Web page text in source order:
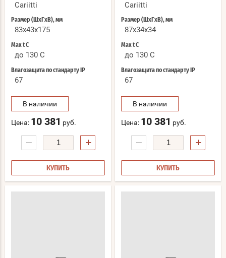
Cariitti
Размер (ШхГхВ), мм
83х43х175
Max t С
до 130 C
Влагозащита по стандарту IP
67
В наличии
Цена: 10 381 руб.
− +
КУПИТЬ
Cariitti
Размер (ШхГхВ), мм
87х34х34
Max t С
до 130 C
Влагозащита по стандарту IP
67
В наличии
Цена: 10 381 руб.
− +
КУПИТЬ